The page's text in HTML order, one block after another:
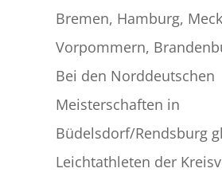
Bremen, Hamburg,
Vorpommern,
Bei den Norddeutschen
Meisterschaften in
Büdelsdorf/Rendsburg
Leichtathleten der